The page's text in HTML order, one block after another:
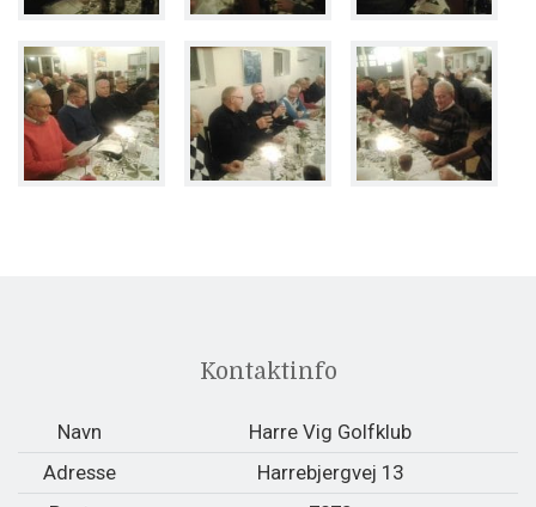
Kontaktinfo
Navn
Harre Vig Golfklub
Adresse
Harrebjergvej 13